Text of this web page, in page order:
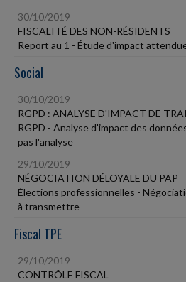
30/10/2019
FISCALITÉ DES NON-RÉSIDENTS
Report au 1 - Étude d'impact
Social
30/10/2019
RGPD : ANALYSE D'IMPACT DE
RGPD - Analyse d'impact des
pas l'analyse
29/10/2019
NÉGOCIATION DÉLOYALE DU PAP
Élections professionnelles -
à transmettre
Fiscal TPE
29/10/2019
CONTRÔLE FISCAL